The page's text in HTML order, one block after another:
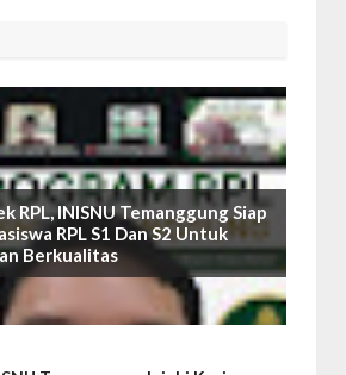
RPL, INISNU Temanggung Siap
RPL S1 Dan S2 Untuk
Berkualitas